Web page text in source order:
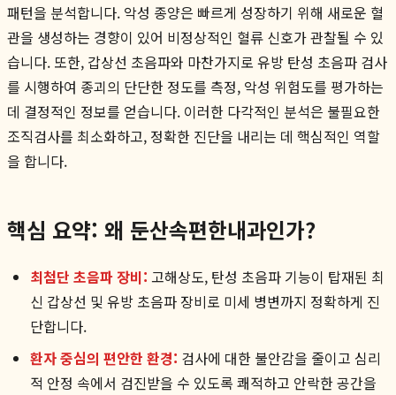
패턴을 분석합니다. 악성 종양은 빠르게 성장하기 위해 새로운 혈
관을 생성하는 경향이 있어 비정상적인 혈류 신호가 관찰될 수 있
습니다. 또한, 갑상선 초음파와 마찬가지로 유방 탄성 초음파 검사
를 시행하여 종괴의 단단한 정도를 측정, 악성 위험도를 평가하는
데 결정적인 정보를 얻습니다. 이러한 다각적인 분석은 불필요한
조직검사를 최소화하고, 정확한 진단을 내리는 데 핵심적인 역할
을 합니다.
핵심 요약: 왜 둔산속편한내과인가?
최첨단 초음파 장비: 고해상도, 탄성 초음파 기능이 탑재된 최
신 갑상선 및 유방 초음파 장비로 미세 병변까지 정확하게 진
단합니다.
환자 중심의 편안한 환경: 검사에 대한 불안감을 줄이고 심리
적 안정 속에서 검진받을 수 있도록 쾌적하고 안락한 공간을